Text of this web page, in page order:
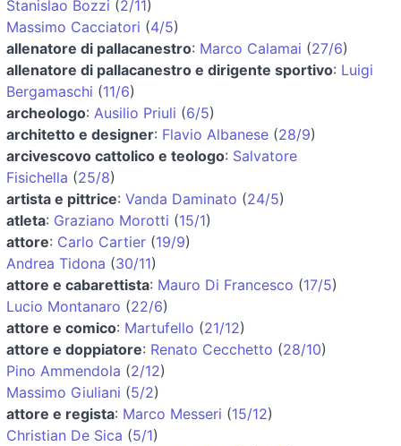
Stanislao Bozzi (2/11)
Massimo Cacciatori (4/5)
allenatore di pallacanestro: Marco Calamai (27/6)
allenatore di pallacanestro e dirigente sportivo: Luigi
Bergamaschi (11/6)
archeologo: Ausilio Priuli (6/5)
architetto e designer: Flavio Albanese (28/9)
arcivescovo cattolico e teologo: Salvatore
Fisichella (25/8)
artista e pittrice: Vanda Daminato (24/5)
atleta: Graziano Morotti (15/1)
attore: Carlo Cartier (19/9)
Andrea Tidona (30/11)
attore e cabarettista: Mauro Di Francesco (17/5)
Lucio Montanaro (22/6)
attore e comico: Martufello (21/12)
attore e doppiatore: Renato Cecchetto (28/10)
Pino Ammendola (2/12)
Massimo Giuliani (5/2)
attore e regista: Marco Messeri (15/12)
Christian De Sica (5/1)